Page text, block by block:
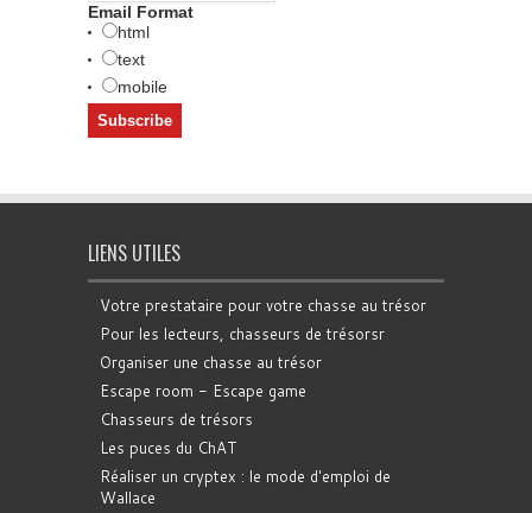
Email Format
html
text
mobile
LIENS UTILES
Votre prestataire pour votre chasse au trésor
Pour les lecteurs, chasseurs de trésorsr
Organiser une chasse au trésor
Escape room - Escape game
Chasseurs de trésors
Les puces du ChAT
Réaliser un cryptex : le mode d'emploi de
Wallace